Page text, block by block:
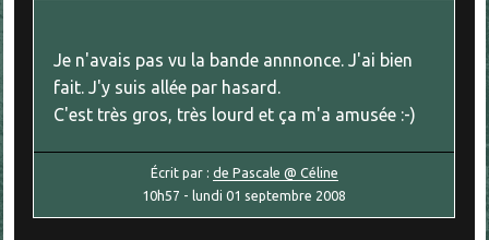
Je n'avais pas vu la bande annnonce. J'ai bien
fait. J'y suis allée par hasard.
C'est très gros, très lourd et ça m'a amusée :-)
Écrit par : de Pascale @ Céline
10h57 - lundi 01 septembre 2008